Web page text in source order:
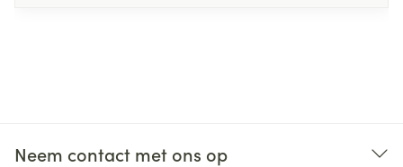
Neem contact met ons op